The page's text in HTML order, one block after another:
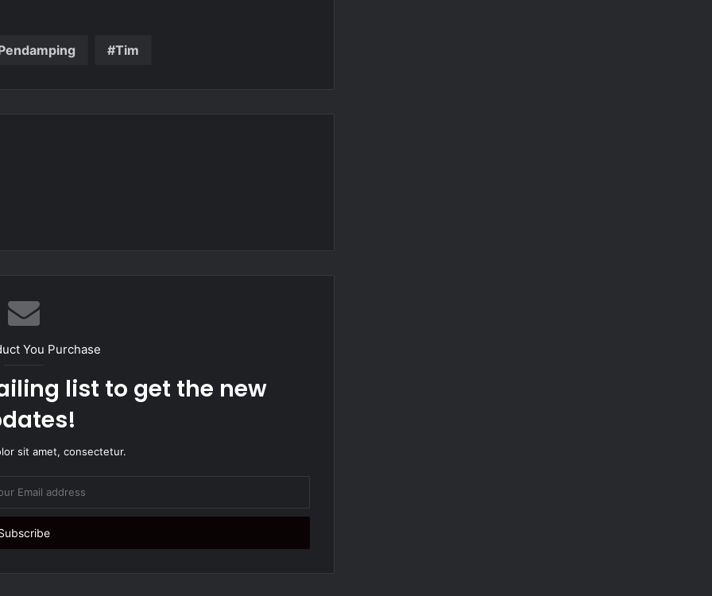
Tim
You Purchase
list to get the new
sit amet, consectetur.